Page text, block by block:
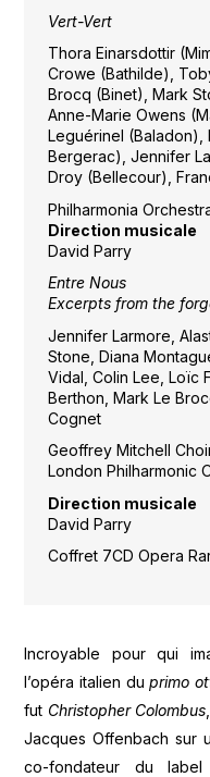
Vert-Vert
Thora Einarsdottir
Crowe (Bathilde),
Brocq (Binet), Mark
Anne-Marie Owens
Leguérinel (Baladon),
Bergerac), Jennifer
Droy (Bellecour),
Philharmonia
Direction musicale
David Parry
Entre Nous
Excerpts from the
Jennifer Larmore,
Stone, Diana
Vidal, Colin Lee, Loïc
Berthon, Mark Le
Cognet
Geoffrey Mitchell
London Philharmonic
Direction musicale
David Parry
Coffret 7CD Opera
Incroyable pour qui
l’opéra italien duprimo
fut Christopher Colombus
Jacques Offenbach sur
co-fondateur du label